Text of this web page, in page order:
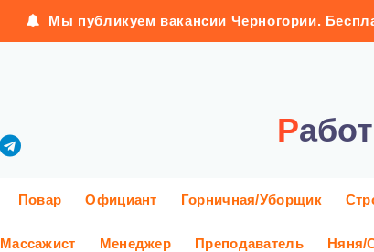
Мы публикуем вакансии Черногории.
Повар Официант Горничная/Уборщик
Массажист Менеджер Преподаватель Няня/